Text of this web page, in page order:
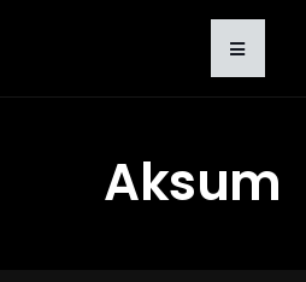
Aksum